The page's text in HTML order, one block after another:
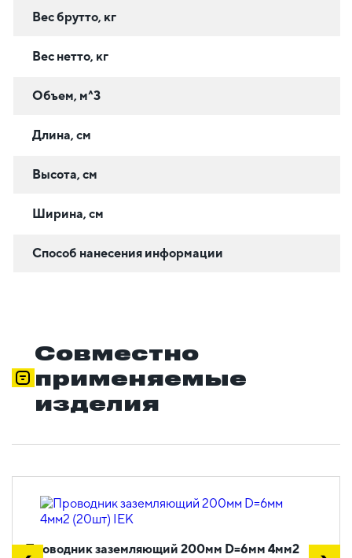
Вес брутто, кг
Вес нетто, кг
Объем, м^3
Длина, см
Высота, см
Ширина, см
Способ нанесения информации
Совместно
применяемые
изделия
Проводник заземляющий 200мм D=6мм 4мм2